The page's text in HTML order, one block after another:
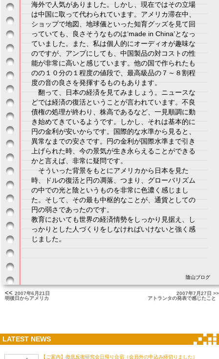
海外で人気がありました。しかし、現在ではその立場
は中国に取って代わられています。アメリカ滞在中、
ショップで地図、地球儀といった知育グッズを見て回
っていても、良さそうなものは‘made in China’となっ
ていました。また、私は個人的にオーディオが趣味な
のですが、アンプにしても、中国製品の対コストの性
能が非常に高いと感じています。他の国で作られたも
のの１０分の１程度の値段で、最高級品の７～８割程
度の音の良さを発揮するものもあります。
翻って、日本の経済を見てみましょう。ニュースな
どでは経済の復活ということが言われています。不良
債権の処理が終わり、株高であるなど、一見順調に動
き始めてきているようです。しかし、それは基本的に
円の金利が安いからです。国際的な水準から見ると、
異常なまでの安さです。円の金利が国際水準まで引き
上げられた時、今の景気が生き永らえることができる
かと言えば、非常に疑問です。
そういった背景をもとにアメリカから日本を見た
時、ドルの復活と円の凋落、つまり、グローバリズム
の中での光と陰というものを非常に色濃く感じまし
た。そして、その最も中枢的なことが、通貨としての
円の弱さであったのです。
教育においても世界の経済情勢をしっかり見据え、し
っかりとした人づくりをしなければいけないと強く感
じました。
陰山ブログ
<< 2007年6月21日
明後日からアメリカ
2007年7月27日 >>
アトランタの発表で感じたこと
LATEST NEWS
【ご案内】徹底反復研究会日帰り合宿（会員外の申込み締切りました）